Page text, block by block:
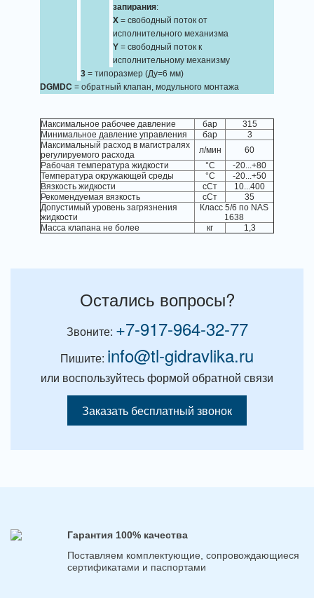
запирания:
X = свободный поток от
исполнительного механизма
Y = свободный поток к
исполнительному механизму
3 = типоразмер (Ду=6 мм)
DGMDC = обратный клапан, модульного монтажа
Максимальное рабочее давление бар
315
Минимальное давление управления
бар
3
Максимальный расход в магистралях
регулируемого расхода
л/мин
60
Рабочая температура жидкости
°C
-20...+80
Температура окружающей среды
°C
-20...+50
Вязкость жидкости
сСт
10...400
Рекомендуемая вязкость
сСт
35
Допустимый уровень загрязнения
жидкости
Класс 5/6 по NAS
1638
Масса клапана не более
кг 1,3
Остались вопросы?
Звоните: +7-917-964-32-77
Пишите: info@tl-gidravlika.ru
или воспользуйтесь формой обратной связи
Заказать бесплатный звонок
Гарантия 100% качества
Поставляем комплектующие, сопровождающиеся
сертификатами и паспортами